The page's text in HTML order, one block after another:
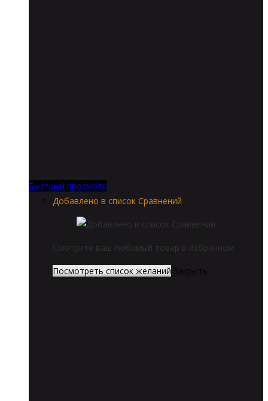
Быстрый просмотр
Добавлено в список Сравнений
Смотрите ваш любимый товар в избранном
Посмотреть список желаний Закрыть